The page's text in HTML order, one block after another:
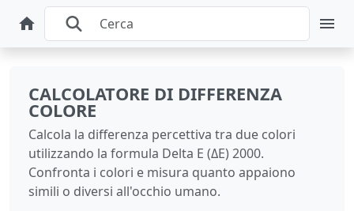
CALCOLATORE DI DIFFERENZA
COLORE
Calcola la differenza percettiva tra due colori
utilizzando la formula Delta E (ΔE) 2000.
Confronta i colori e misura quanto appaiono
simili o diversi all'occhio umano.